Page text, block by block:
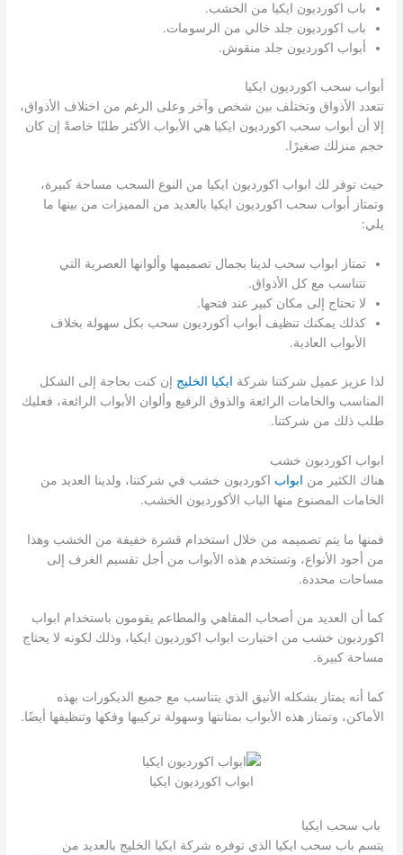
باب اكورديون ايكيا من الخشب.
باب اكورديون جلد خالي من الرسومات.
أبواب اكورديون جلد منقوش.
أبواب سحب اكورديون ايكيا
تتعدد الأذواق وتختلف بين شخص وآخر وعلى الرغم من اختلاف الأذواق،
إلا أن أبواب سحب اكورديون ايكيا هي الأبواب الأكثر طلبًا خاصةً إن كان
حجم منزلك صغيرًا.
حيث توفر لك ابواب اكورديون ايكيا من النوع السحب مساحة كبيرة،
وتمتاز أبواب سحب اكورديون ايكيا بالعديد من المميزات من بينها ما
يلي:
تمتاز ابواب سحب لدينا بجمال تصميمها وألوانها العصرية التي
تتناسب مع كل الأذواق.
لا تحتاج إلى مكان كبير عند فتحها.
كذلك يمكنك تنظيف أبواب أكورديون سحب بكل سهولة بخلاف
الأبواب العادية.
لذا عزيز عميل شركتنا شركة ايكيا الخليج إن كنت بحاجة إلى الشكل
المناسب والخامات الرائعة والذوق الرفيع وألوان الأبواب الرائعة، فعليك
طلب ذلك من شركتنا.
ابواب اكورديون خشب
هناك الكثير من ابواب اكورديون خشب في شركتنا، ولدينا العديد من
الخامات المصنوع منها الباب الأكورديون الخشب.
فمنها ما يتم تصميمه من خلال استخدام قشرة خفيفة من الخشب وهذا
من أجود الأنواع، وتستخدم هذه الأبواب من أجل تقسيم الغرف إلى
مساحات محددة.
كما أن العديد من أصحاب المقاهي والمطاعم يقومون باستخدام ابواب
اكورديون خشب من اختيارت ابواب اكورديون ايكيا، وذلك لكونه لا يحتاج
مساحة كبيرة.
كما أنه يمتاز بشكله الأنيق الذي يتناسب مع جميع الديكورات بهذه
الأماكن، وتمتاز هذه الأبواب بمتانتها وسهولة تركيبها وفكها وتنظيفها أيضًا.
ابواب اكورديون ايكيا
باب سحب ايكيا
يتسم باب سحب ايكيا الذي توفره شركة ايكيا الخليج بالعديد من